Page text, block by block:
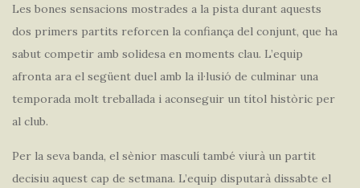
Les bones sensacions mostrades a la pista durant aquests
dos primers partits reforcen la confiança del conjunt, que ha
sabut competir amb solidesa en moments clau. L’equip
afronta ara el següent duel amb la il·lusió de culminar una
temporada molt treballada i aconseguir un títol històric per
al club.
Per la seva banda, el sènior masculí també viurà un partit
decisiu aquest cap de setmana. L’equip disputarà dissabte el